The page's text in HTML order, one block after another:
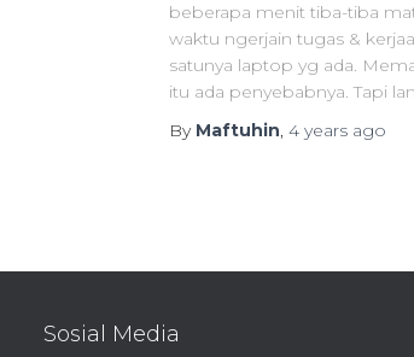
beberapa menit tiba-tiba
waktu ngerjain tugas &
satunya laptop yg ada.
itu ada penyebabnya. Tapi
By Maftuhin, 4 yearsago
Sosial Media